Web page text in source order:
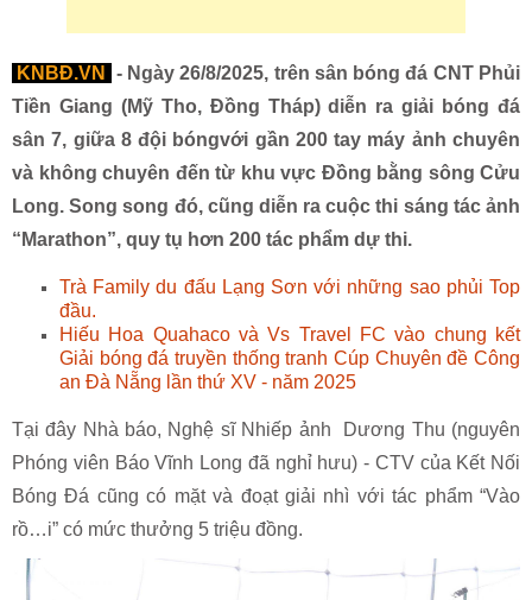
KNBĐ.VN - Ngày 26/8/2025, trên sân bóng đá CNT Phủi
Tiền Giang (Mỹ Tho, Đồng Tháp) diễn ra giải bóng đá
sân 7, giữa 8 đội bóngvới gần 200 tay máy ảnh chuyên
và không chuyên đến từ khu vực Đồng bằng sông Cửu
Long. Song song đó, cũng diễn ra cuộc thi sáng tác ảnh
“Marathon”, quy tụ hơn 200 tác phẩm dự thi.
Trà Family du đấu Lạng Sơn với những sao phủi Top
đầu.
Hiếu Hoa Quahaco và Vs Travel FC vào chung kết
Giải bóng đá truyền thống tranh Cúp Chuyên đề Công
an Đà Nẵng lần thứ XV - năm 2025
Tại đây Nhà báo, Nghệ sĩ Nhiếp ảnh Dương Thu (nguyên
Phóng viên Báo Vĩnh Long đã nghỉ hưu) - CTV của Kết Nối
Bóng Đá cũng có mặt và đoạt giải nhì với tác phẩm “Vào
rồ…i” có mức thưởng 5 triệu đồng.